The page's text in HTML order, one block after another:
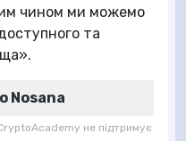
чином ми можемо
та
Nosana
не підтримує